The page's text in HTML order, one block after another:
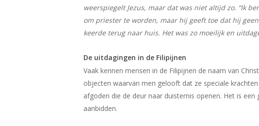
weerspiegelt Jezus, maar dat was niet altijd zo. “Ik
om priester te worden, maar hij geeft toe dat hij
keerde terug naar huis. Het was zo moeilijk en
De uitdagingen in de Filipijnen
Vaak kennen mensen in de Filipijnen de naam van
objecten waarvan men gelooft dat ze speciale
afgoden die de deur naar duisternis openen. Het is
aanbidden.